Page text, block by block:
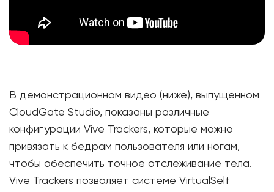
В демонстрационном видео (ниже), выпущенном
CloudGate Studio, показаны различные
конфигурации Vive Trackers, которые можно
привязать к бедрам пользователя или ногам,
чтобы обеспечить точное отслеживание тела.
Vive Trackers позволяет системе VirtualSelf